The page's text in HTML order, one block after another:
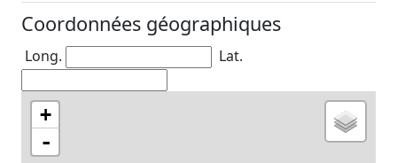
Coordonnées géographiques
Long. Lat.
+
-